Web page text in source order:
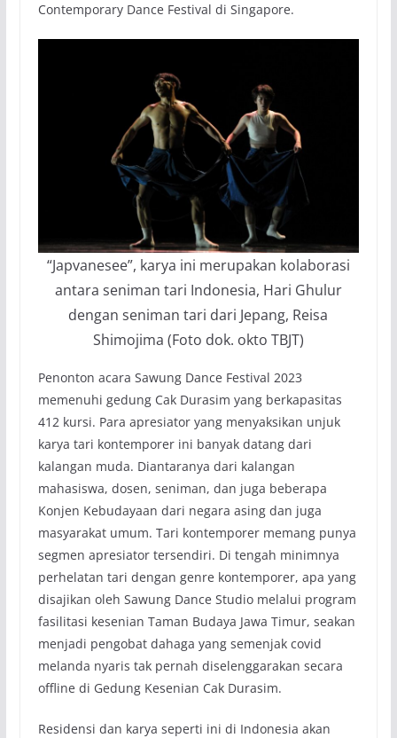
Contemporary Dance Festival di Singapore.
“Japvanesee”, karya ini merupakan kolaborasi
antara seniman tari Indonesia, Hari Ghulur
dengan seniman tari dari Jepang, Reisa
Shimojima (Foto dok. okto TBJT)
Penonton acara Sawung Dance Festival 2023
memenuhi gedung Cak Durasim yang berkapasitas
412 kursi. Para apresiator yang menyaksikan unjuk
karya tari kontemporer ini banyak datang dari
kalangan muda. Diantaranya dari kalangan
mahasiswa, dosen, seniman, dan juga beberapa
Konjen Kebudayaan dari negara asing dan juga
masyarakat umum. Tari kontemporer memang punya
segmen apresiator tersendiri. Di tengah minimnya
perhelatan tari dengan genre kontemporer, apa yang
disajikan oleh Sawung Dance Studio melalui program
fasilitasi kesenian Taman Budaya Jawa Timur, seakan
menjadi pengobat dahaga yang semenjak covid
melanda nyaris tak pernah diselenggarakan secara
offline di Gedung Kesenian Cak Durasim.
Residensi dan karya seperti ini di Indonesia akan